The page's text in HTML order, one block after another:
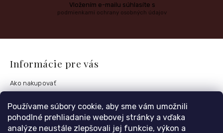
Používame súbory cookie, aby sme vám umožnili
pohodlné prehliadanie webovej stránky a vďaka
analýze neustále zlepšovali jej funkcie, výkon a
Vložením e-mailu súhlasíte s
podmienkami ochrany osobných údajov
Informácie pre vás
Ako nakupovať
Podmienky ochrany osobných údajov
Postup vrátenia tovaru